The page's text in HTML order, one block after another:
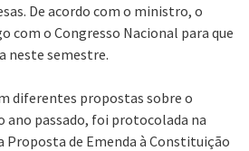
De acordo com o ministro, o
com o Congresso Nacional para que
neste semestre.
diferentes propostas sobre o
ano passado, foi protocolada na
Proposta de Emenda à Constituição